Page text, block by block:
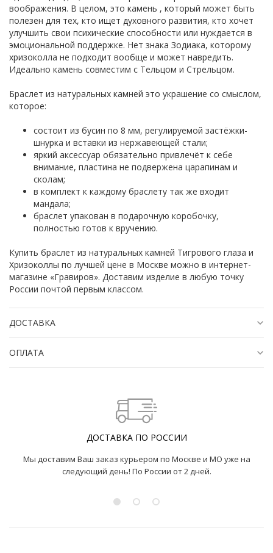
воображения. В целом, это камень , который может быть
полезен для тех, кто ищет духовного развития, кто хочет
улучшить свои психические способности или нуждается в
эмоциональной поддержке. Нет знака Зодиака, которому
хризоколла не подходит вообще и может навредить.
Идеально камень совместим с Тельцом и Стрельцом.
Браслет из натуральных камней это украшение со смыслом,
которое:
состоит из бусин по 8 мм, регулируемой застёжки-
шнурка и вставки из нержавеющей стали;
яркий аксессуар обязательно привлечёт к себе
внимание, пластина не подвержена царапинам и
сколам;
в комплект к каждому браслету так же входит
мандала;
браслет упакован в подарочную коробочку,
полностью готов к вручению.
Купить браслет из натуральных камней Тигрового глаза и
Хризоколлы по лучшей цене в Москве можно в интернет-
магазине «Гравиров». Доставим изделие в любую точку
России почтой первым классом.
ДОСТАВКА
ОПЛАТА
ДОСТАВКА ПО РОССИИ
Мы доставим Ваш заказ курьером по Москве и МО уже на
следующий день! По России от 2 дней.